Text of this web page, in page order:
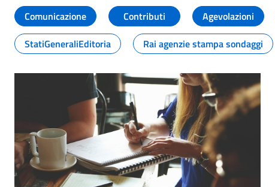
Tutti i contenuti della pagina
Comunicazione Contributi Agevolazioni
StatiGeneraliEditoria
Rai agenzie stampa sondaggi